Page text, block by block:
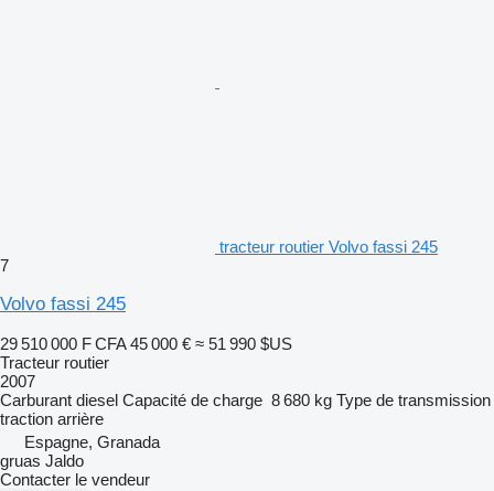
tracteur routier Volvo fassi 245
7
Volvo fassi 245
29 510 000 F CFA 45 000 € ≈ 51 990 $US
Tracteur routier
2007
Carburant diesel Capacité de charge 8 680 kg Type de transmission
traction arrière
Espagne, Granada
gruas Jaldo
Contacter le vendeur